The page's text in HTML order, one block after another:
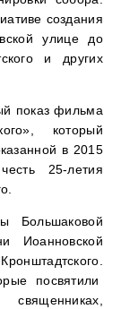
создания
улице до
и других
показ фильма
который
в 2015
25-летия
Большаковой
Иоанновской
посвятили